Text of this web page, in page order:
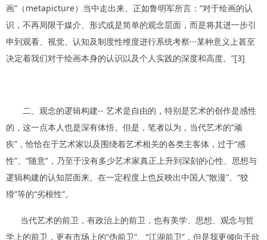
画”（metapicture）当中走出来。正如鲁明军所言：“对于绘画的认
识，不再局限于媒介、形式或是简单的观念层面，而是将其进一步引
申到观看、视觉、认知及制度性维度进行系统考察···某种意义上甚至
决定着我们对于绘画本身的认识以及个人实践的深度和高度。”[3]
二、观念的逻辑构建-- 艺术是自由的，特别是艺术的创作是感性
的，这一点本人也是深有体悟。但是，笔者以为，当代艺术的“顽
疾”，恰恰在于艺术家以及围绕着艺术相关的各类主客体，过于“感
性”、“随意”，乃至于没有多少艺术家真正上升到深刻的心性、思想与
逻辑构建的认知层面来。在一定程度上也反映出中国人“散漫”、“狡
猾”等的“劣根性”。
当代艺术的前卫，有政治上的前卫，也有美学、思想、观念与哲
学上的前卫，更有市场上的“伪前卫”、“江湖前卫”，但是我更倾向于欣